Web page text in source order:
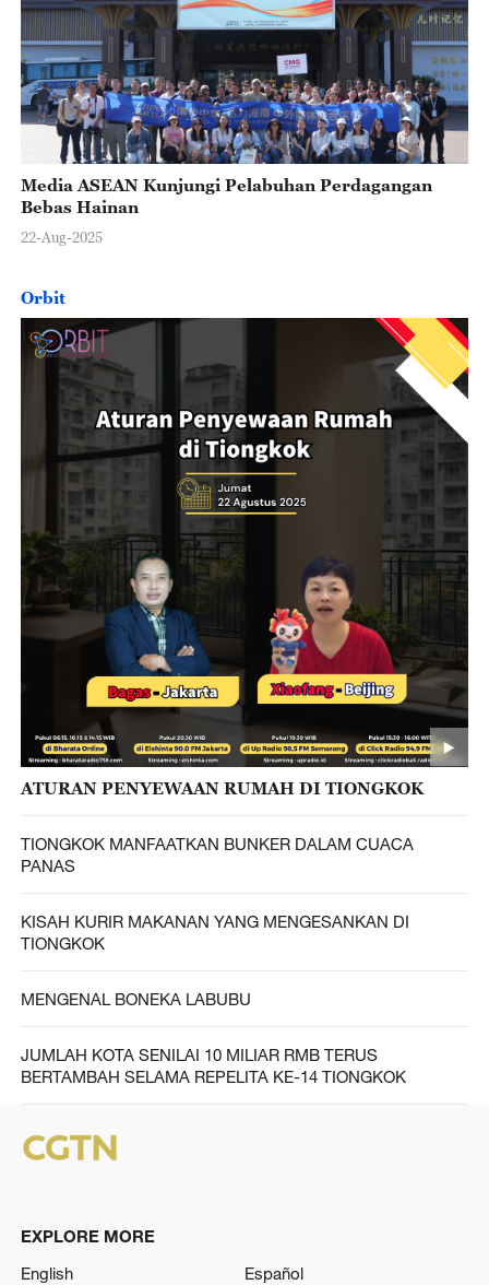
Media ASEAN Kunjungi Pelabuhan Perdagangan
Bebas Hainan
22-Aug-2025
Orbit
ATURAN PENYEWAAN RUMAH DI TIONGKOK
TIONGKOK MANFAATKAN BUNKER DALAM CUACA
PANAS
KISAH KURIR MAKANAN YANG MENGESANKAN DI
TIONGKOK
MENGENAL BONEKA LABUBU
JUMLAH KOTA SENILAI 10 MILIAR RMB TERUS
BERTAMBAH SELAMA REPELITA KE-14 TIONGKOK
EXPLORE MORE
English
Español